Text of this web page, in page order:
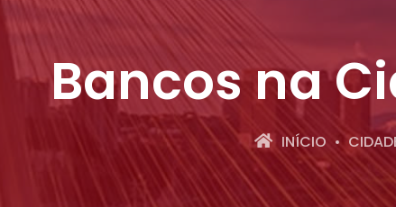
Bancos na
INÍCIO